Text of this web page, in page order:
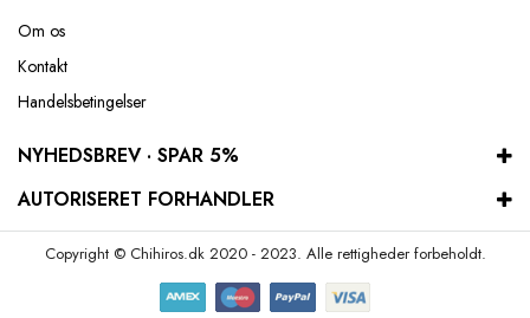
Om os
Kontakt
Handelsbetingelser
NYHEDSBREV · SPAR 5%
AUTORISERET FORHANDLER
Copyright © Chihiros.dk 2020 - 2023. Alle rettigheder forbeholdt.